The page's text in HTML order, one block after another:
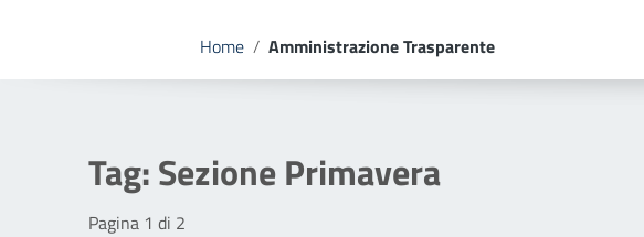
Home / Amministrazione Trasparente
Tag:Sezione Primavera
Pagina 1 di 2